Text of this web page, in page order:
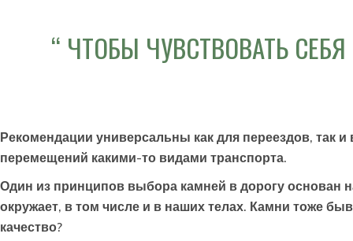
ЧТОБЫ ЧУВСТВОВАТЬ
Рекомендации универсальны как для переездов, так
перемещений какими-то видами транспорта.
Один из принципов выбора камней в дорогу основан
окружает, в том числе и в наших телах. Камни тоже
качество?